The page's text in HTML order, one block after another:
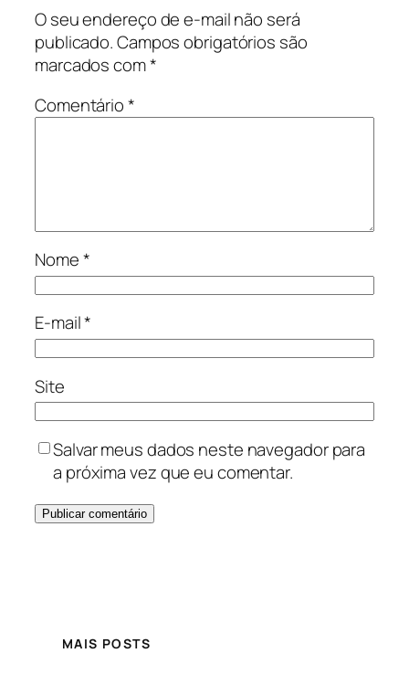
O seu endereço de e-mail não será
publicado.Campos obrigatórios são
marcados com*
Comentário*
Nome*
E-mail*
Site
Salvar meus dados neste navegador para
a próxima vez que eu comentar.
MAIS POSTS